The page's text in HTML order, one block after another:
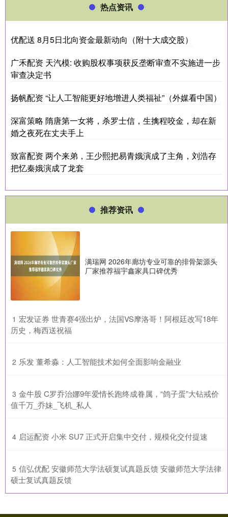
热点资讯
优配送 8月5日北向资金最新动向（附十大成交股）
广禾配资 天汽模: 收购股权事项获反垄断审查不实施进一步
审查决定书
扬帆配资 “让人工智能更好地增进人类福祉”（外媒看中国）
深富策略 隋唐第一女将，杀罗士信，生擒程咬金，却在新
婚之夜死在丈夫手上
致富配资 两个来弟，王少熙把易青娥演成了主角，刘浩存
把忆秦娥演成了龙套
推荐资讯
满瑞网 2026年廊坊专业可靠的排骨架源头
厂家推荐福宇鑫家具口碑优秀
1 ​宏发证券 世青赛4强出炉，法国VS摩洛哥！阿根廷改写18年
历史，梅西送祝福
2 ​乐发 董希淼：人工智能技术如何全面影响金融业
3 ​金牛股 C罗乔治娜9年爱情长跑终成眷属，“鸽子蛋”大钻戒价
值千万_乔妹_飞机_私人
4 ​启运配资 小米 SU7 正式开启集中交付，规模化交付提速
5 ​信弘优配 安徽师范大学法硕复试真题反馈 安徽师范大学法律
硕士复试真题反馈